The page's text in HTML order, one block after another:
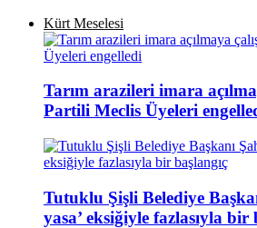
Kürt Meselesi
Tarım arazileri imara
Partili Meclis Üyeleri
Tutuklu Şişli Belediye
yasa’ eksiğiyle fazlasıyla bir